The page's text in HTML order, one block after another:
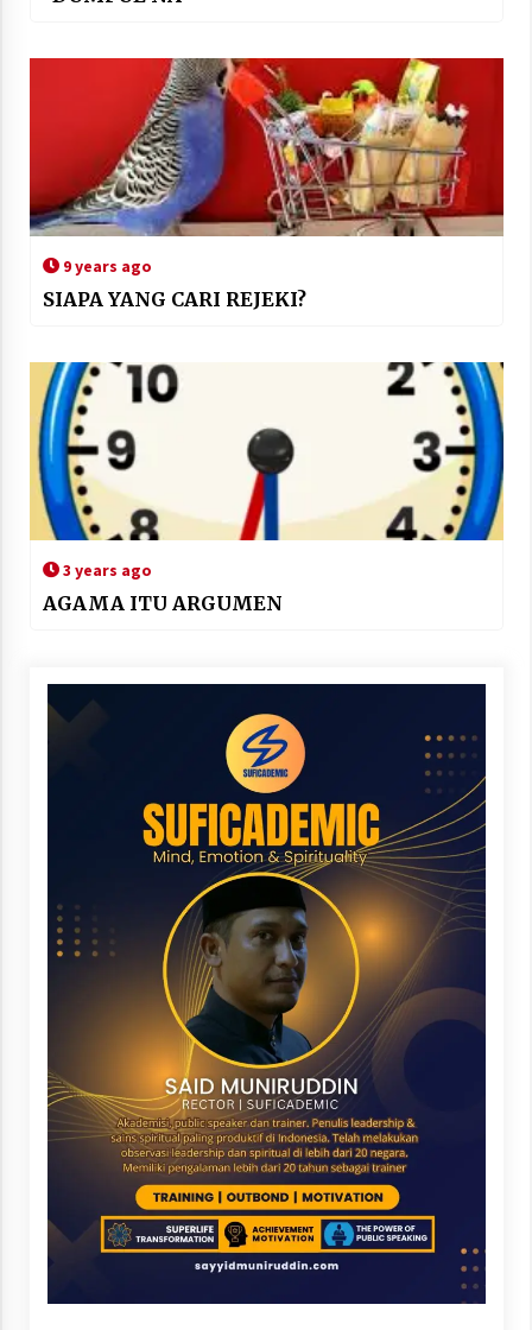
9 years ago
SIAPA YANG CARI REJEKI?
3 years ago
AGAMA ITU ARGUMEN